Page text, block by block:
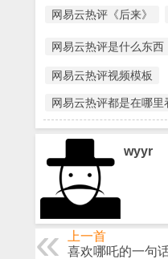
网易云热评《后来》
网易云热评是什么东西
网易云热评视频模板
网易云热评都是在哪里
wyyr
上一首
喜欢哪吒的一句